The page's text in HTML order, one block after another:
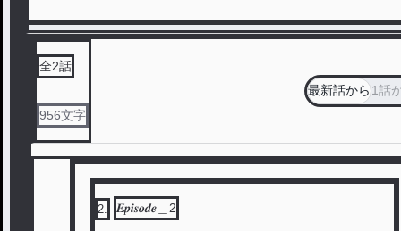
全2話
956文字
最新話から1話
2 𝑬𝒑𝒊𝒔𝒐𝒅𝒆＿2